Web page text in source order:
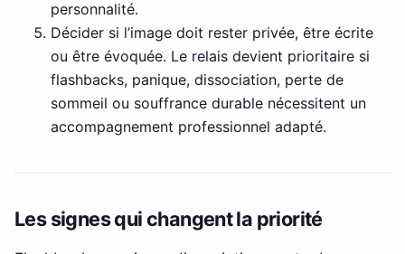
personnalité.
Décider si l’image doit rester privée, être écrite
ou être évoquée. Le relais devient prioritaire si
flashbacks, panique, dissociation, perte de
sommeil ou souffrance durable nécessitent un
accompagnement professionnel adapté.
Les signes qui changent la priorité